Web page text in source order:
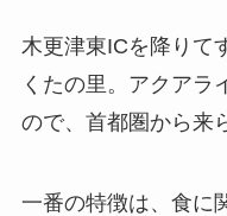
木更津東ICを降りて
くたの里。アクアラ
ので、首都圏から来
一番の特徴は、食に